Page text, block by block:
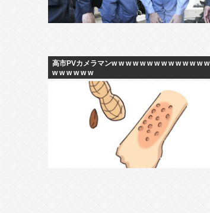
高市PVカメラマンw w w w w w w w w w w w w w
w w w w w w